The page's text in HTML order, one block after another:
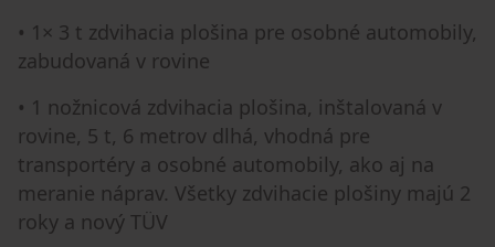
• 1× 3 t zdvihacia plošina pre osobné automobily,
zabudovaná v rovine
• 1 nožnicová zdvihacia plošina, inštalovaná v
rovine, 5 t, 6 metrov dlhá, vhodná pre
transportéry a osobné automobily, ako aj na
meranie náprav. Všetky zdvihacie plošiny majú 2
roky a nový TÜV